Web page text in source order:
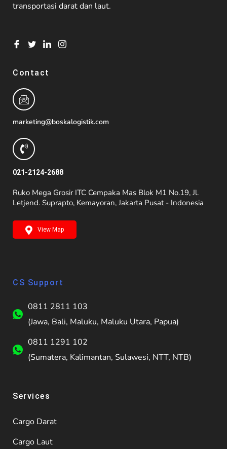
transportasi darat dan laut.
Contact
marketing@boskalogistik.com
021-2124-2688
Ruko Mega Grosir ITC Cempaka Mas Blok M1 No.19, Jl.
Letjend. Suprapto, Kemayoran, Jakarta Pusat - Indonesia
View Map
CS Support
0811 2811 103
(Jawa, Bali, Maluku, Maluku Utara, Papua)
0811 1291 102
(Sumatera, Kalimantan, Sulawesi, NTT, NTB)
Services
Cargo Darat
Cargo Laut